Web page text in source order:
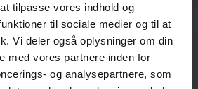
tilpasse vores indhold og
til sociale medier og til at
Vi deler også oplysninger om din
med vores partnere inden for
og analysepartnere, som